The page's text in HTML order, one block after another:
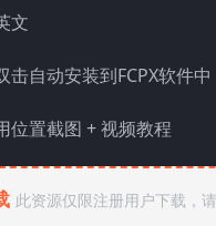
文
击自动安装到FCPX软件中
位置截图 + 视频教程
此资源仅限注册用户下载，